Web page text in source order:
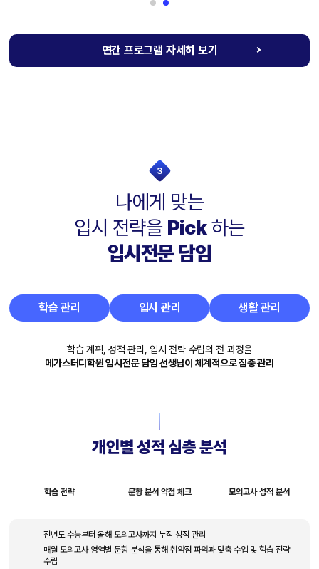
연간 프로그램 자세히 보기
3
나에게 맞는
입시 전략을 Pick하는
입시전문 담임
학습 관리 입시 관리 생활 관리
학습 계획, 성적 관리, 입시 전략 수립의 전 과정을
메가스터디학원 입시전문 담임 선생님이 체계적으로 집중 관리
개인별 성적 심층 분석
학습 전략 문항 분석 약점 체크 모의고사 성적 분석
전년도 수능부터 올해 모의고사까지 누적 성적 관리
매월 모의고사 영역별 문항 분석을 통해 취약점 파악과 맞춤 수업 및 학습 전략
수립